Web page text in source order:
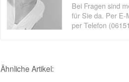
Bei Fragen sind
für Sie da. Per E-
per Telefon
Ähnliche Artikel: